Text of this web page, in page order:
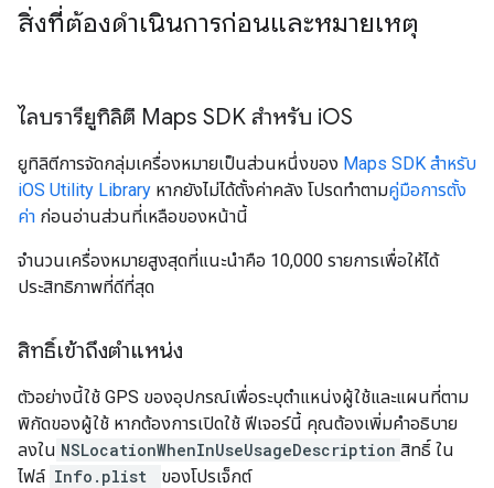
สิ่งที่ต้องดำเนินการก่อนและหมายเหตุ
ไลบรารียูทิลิตี Maps SDK สำหรับ iOS
ยูทิลิตีการจัดกลุ่มเครื่องหมายเป็นส่วนหนึ่งของ Maps SDK สำหรับ
iOS Utility Library หากยังไม่ได้ตั้งค่าคลัง โปรดทำตามคู่มือการตั้ง
ค่า ก่อนอ่านส่วนที่เหลือของหน้านี้
จำนวนเครื่องหมายสูงสุดที่แนะนำคือ 10,000 รายการเพื่อให้ได้
ประสิทธิภาพที่ดีที่สุด
สิทธิ์เข้าถึงตำแหน่ง
ตัวอย่างนี้ใช้ GPS ของอุปกรณ์เพื่อระบุตำแหน่งผู้ใช้และแผนที่ตาม
พิกัดของผู้ใช้ หากต้องการเปิดใช้ ฟีเจอร์นี้ คุณต้องเพิ่มคำอธิบาย
ลงใน NSLocationWhenInUseUsageDescription สิทธิ์ ใน
ไฟล์ Info.plist ของโปรเจ็กต์